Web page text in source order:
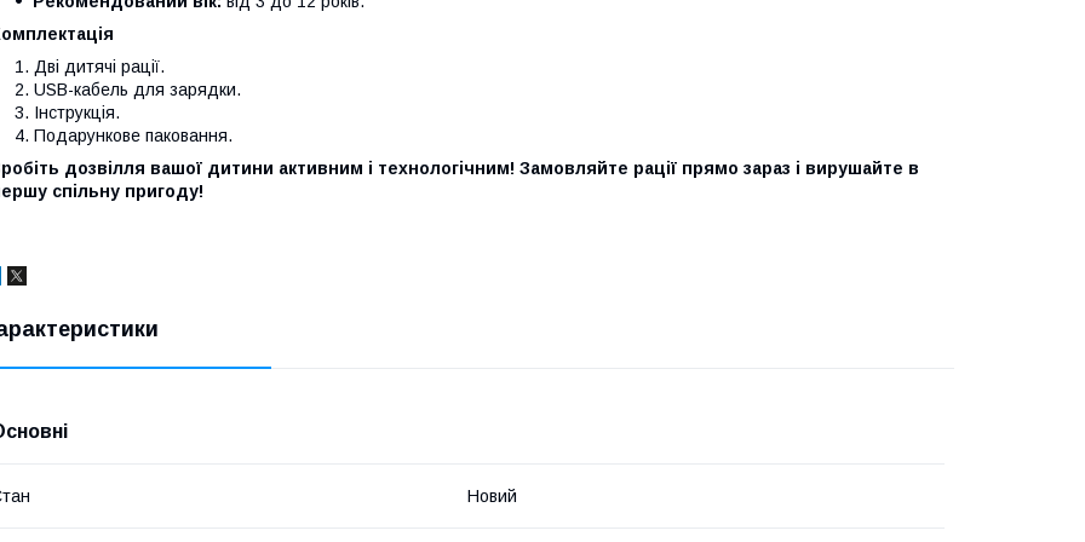
Дві дитячі рації.
USB-кабель для зарядки.
Інструкція.
Подарункове паковання.
дозвілля вашої дитини активним і технологічним! Замовляйте рації прямо зараз і вирушайте в
спільну пригоду!
Новий